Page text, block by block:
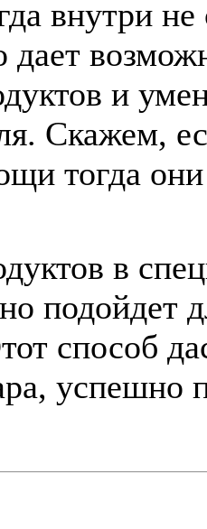
внутри не
дает
и
Скажем,
тогда
в
подойдет
способ
успешно